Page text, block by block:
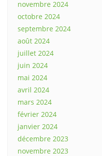
novembre 2024
octobre 2024
septembre 2024
août 2024
juillet 2024
juin 2024
mai 2024
avril 2024
mars 2024
février 2024
janvier 2024
décembre 2023
novembre 2023